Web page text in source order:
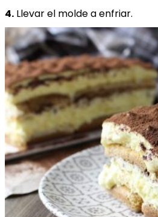
4. Llevar el molde a enfriar.